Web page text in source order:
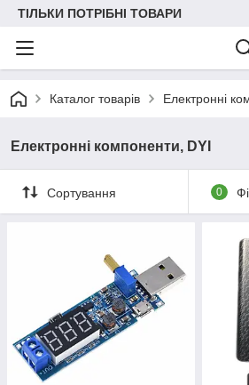
ТІЛЬКИ ПОТРІБНІ ТОВАРИ
Каталог товарів Електронні
Електронні компоненти, DYI
Сортування 0